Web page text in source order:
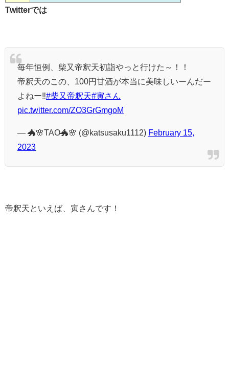
Twitterでは
毎年恒例、柴又帝釈天初詣やっと行けた～！！
帝釈天のこの、100円甘酒が本当に美味しいーんだー
よねー‼️#柴又帝釈天#寅さん
pic.twitter.com/ZO3GrGmgoM
— 🐲🌸TAO🐲🌸 (@katsusaku1112) February 15,
2023
帝釈天といえば、寅さんです！